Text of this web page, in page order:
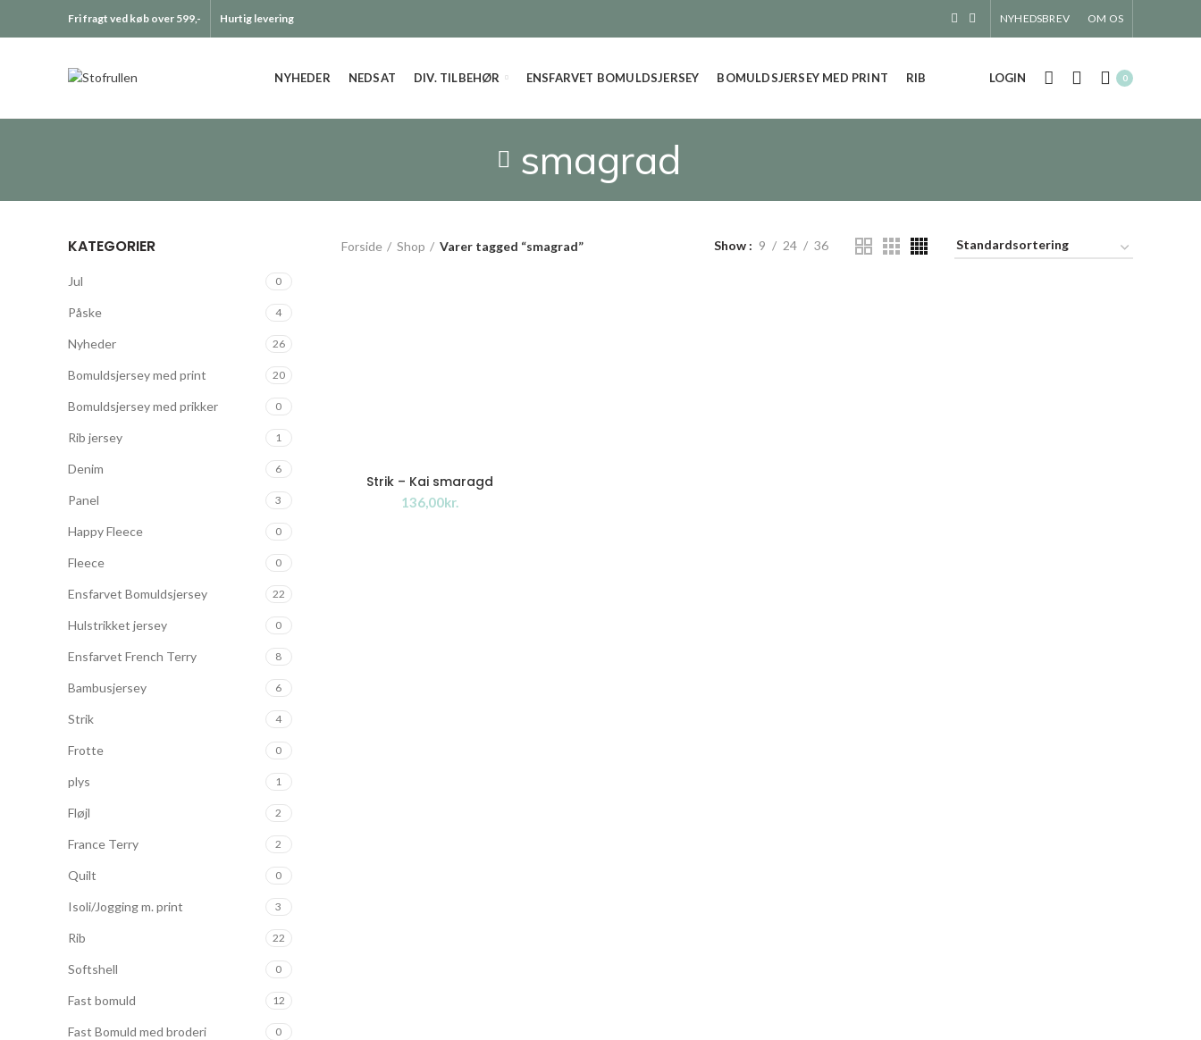
Fri fragt ved køb over 599,- Hurtig levering NYHEDSBREV OM OS
NYHEDER NEDSAT DIV. TILBEHØR ENSFARVET BOMULDSJERSEY BOMULDSJERSEY MED PRINT RIB LOGIN 0
smagrad
KATEGORIER
Jul 0
Påske 4
Nyheder 26
Bomuldsjersey med print 20
Bomuldsjersey med prikker 0
Rib jersey 1
Denim 6
Panel 3
Happy Fleece 0
Fleece 0
Ensfarvet Bomuldsjersey 22
Hulstrikket jersey 0
Ensfarvet French Terry 8
Bambusjersey 6
Strik 4
Frotte 0
plys 1
Fløjl 2
France Terry 2
Quilt 0
Isoli/Jogging m. print 3
Rib 22
Softshell 0
Fast bomuld 12
Fast Bomuld med broderi 0
Forside Shop Varer tagged “smagrad” Show 9 24 36
Strik – Kai smaragd
kr.